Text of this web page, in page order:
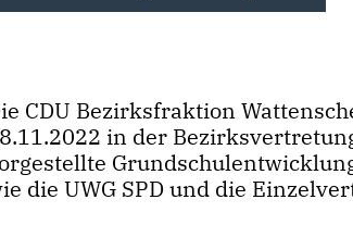
CDU Bezirksfraktion
in der
die UWG SPD und die